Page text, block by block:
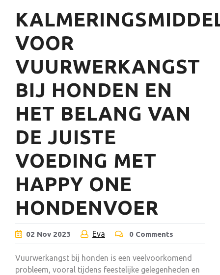
VOOR
VUURWERKANGST
BIJ HONDEN EN
HET BELANG VAN
DE JUISTE
VOEDING MET
HAPPY ONE
HONDENVOER
02 Nov 2023 Eva 0 Comments
Vuurwerkangst bij honden is een veelvoorkomend
probleem, vooral tijdens feestelijke gelegenheden en